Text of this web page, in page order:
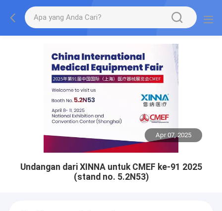
Apr 07, 2025
Undangan dari XINNA untuk CMEF ke-91 2025
(stand no. 5.2N53)